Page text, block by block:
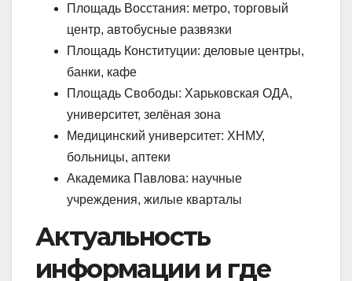
Площадь Восстания: метро, торговый
центр, автобусные развязки
Площадь Конституции: деловые центры,
банки, кафе
Площадь Свободы: Харьковская ОДА,
университет, зелёная зона
Медицинский университет: ХНМУ,
больницы, аптеки
Академика Павлова: научные
учреждения, жилые кварталы
Актуальность
информации и где